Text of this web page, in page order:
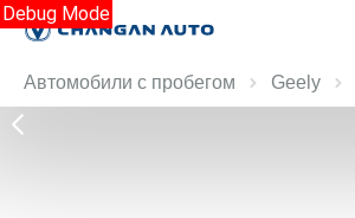
Debug Mode
Автомобили с пробегом Geely